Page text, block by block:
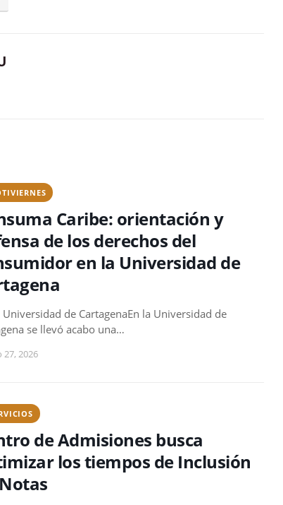
Caribe: orientación y
de los derechos del
en la Universidad de
Universidad de CartagenaEn la Universidad de
se llevó acabo una…
27, 2026
de Admisiones busca
los tiempos de Inclusión